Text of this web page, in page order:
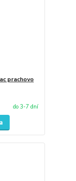
prachovo
do 3-7 dní